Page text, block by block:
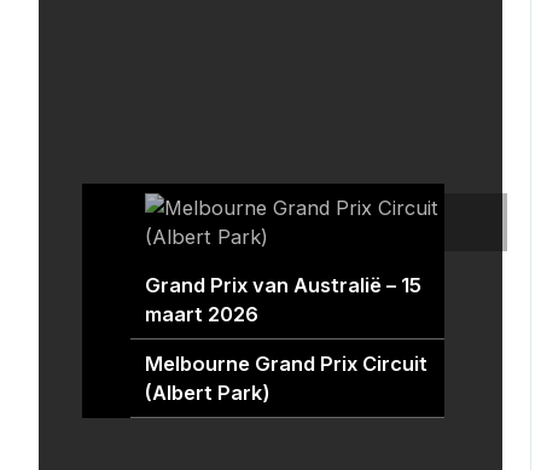
Grand Prix van Australië – 15
maart 2026
Melbourne Grand Prix Circuit
(Albert Park)